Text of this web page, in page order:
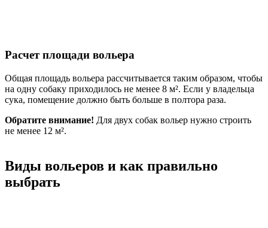
Расчет площади вольера
Общая площадь вольера рассчитывается таким образом, чтобы
на одну собаку приходилось не менее 8 м². Если у владельца
сука, помещение должно быть больше в полтора раза.
Обратите внимание! Для двух собак вольер нужно строить
не менее 12 м².
Виды вольеров и как правильно
выбрать